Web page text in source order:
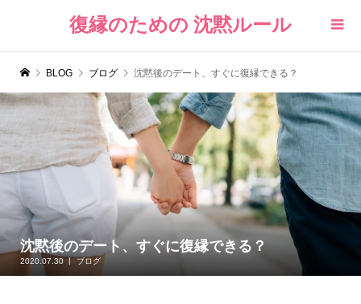
復縁のための 沈黙ルール
BLOG ブログ 沈黙後のデート、すぐに復縁できる？
沈黙後のデート、すぐに復縁できる？
2020.07.30 ブログ